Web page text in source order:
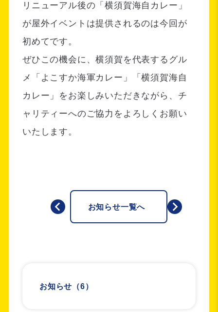
リニューアル後の「横須賀海自カレー」
が屋外イベントは提供されるのは今回が
初めてです。
ぜひこの機会に、横須賀を代表するグル
メ「よこすか海軍カレー」「横須賀海自
カレー」をお楽しみいただきながら、チ
ャリティーへのご協力をよろしくお願い
いたします。
お知らせ （6）
お知らせ一覧へ